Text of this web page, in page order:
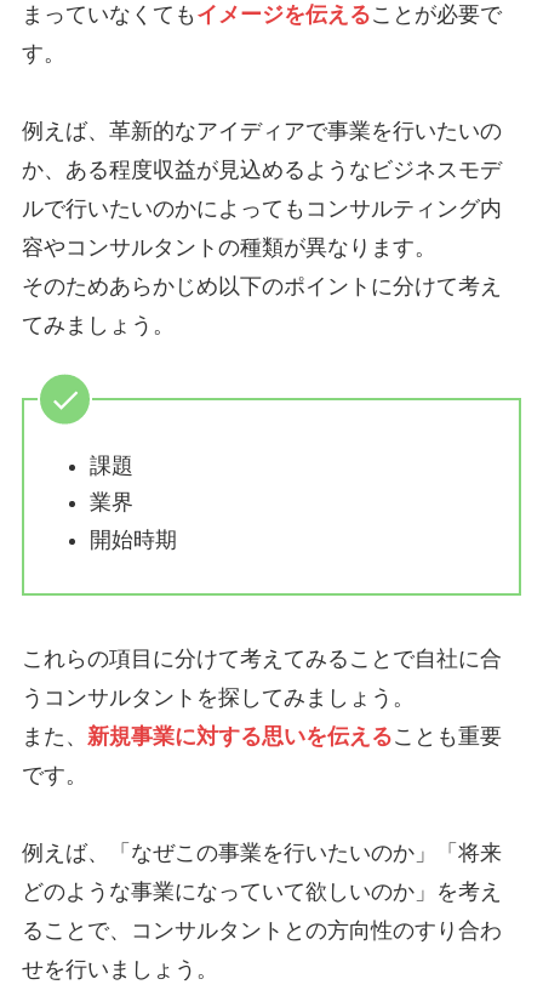
まっていなくても イメージを伝えることが必要で
す。
例えば、革新的なアイディアで事業を行いたいの
か、ある程度収益が見込めるようなビジネスモデ
ルで行いたいのかによってもコンサルティング内
容やコンサルタントの種類が異なります。
そのためあらかじめ以下のポイントに分けて考え
てみましょう。
課題
業界
開始時期
これらの項目に分けて考えてみることで自社に合
うコンサルタントを探してみましょう。
また、 新規事業に対する思いを伝えることも重要
です。
例えば、「なぜこの事業を行いたいのか」「将来
どのような事業になっていて欲しいのか」を考え
ることで、コンサルタントとの方向性のすり合わ
せを行いましょう。